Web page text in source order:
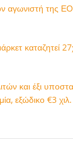
αγωνιστή της
καταζητεί
και έξι
εξώδικο €3